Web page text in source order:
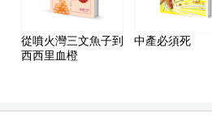
從噴火灣三文魚子到
西西里血橙
中產必須死